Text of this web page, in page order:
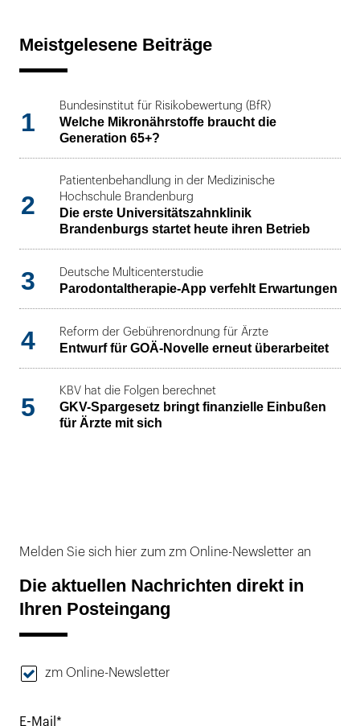
Meistgelesene Beiträge
1
Bundesinstitut für Risikobewertung (BfR)
Welche Mikronährstoffe braucht die
Generation 65+?
2
Patientenbehandlung in der Medizinische
Hochschule Brandenburg
Die erste Universitätszahnklinik
Brandenburgs startet heute ihren Betrieb
3 Deutsche Multicenterstudie
Parodontaltherapie-App verfehlt Erwartungen
4 Reform der Gebührenordnung für Ärzte
Entwurf für GOÄ-Novelle erneut überarbeitet
5
KBV hat die Folgen berechnet
GKV-Spargesetz bringt finanzielle Einbußen
für Ärzte mit sich
Melden Sie sich hier zum zm Online-Newsletter an
Die aktuellen Nachrichten direkt in
Ihren Posteingang
zm Online-Newsletter
E-Mail*